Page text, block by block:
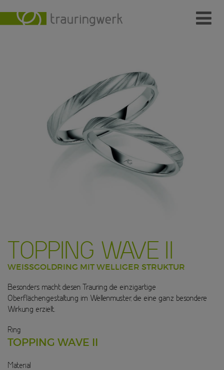
Individuelle Schmuckstücke
Kundenmeinungen
TOPPING WAVE II
WEISSGOLDRING MIT WELLIGER STRUKTUR
Besonders macht diesen Trauring die einzigartige
Oberflächengestaltung im Wellenmuster, die eine ganz besondere
Wirkung erzielt.
Ring
TOPPING WAVE II
Material